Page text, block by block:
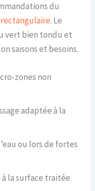
du
. Le
vert bien tondu et
saisons et besoins.
zones non
adaptée à la
ou lors de fortes
la surface traitée